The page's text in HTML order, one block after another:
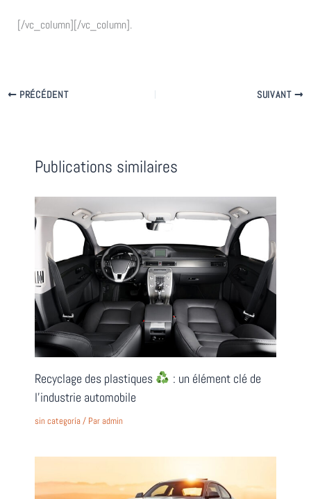
[/vc_column][/vc_column].
PRÉCÉDENT SUIVANT
Publications similaires
Recyclage des plastiques
: un élément clé de
l’industrie automobile
sin categoría/ Paradmin